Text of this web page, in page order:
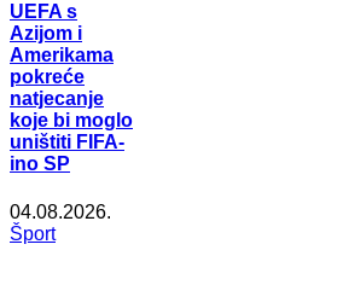
UEFA s
Azijom i
Amerikama
pokreće
natjecanje
koje bi moglo
uništiti FIFA-
ino SP
04.08.2026.
Šport